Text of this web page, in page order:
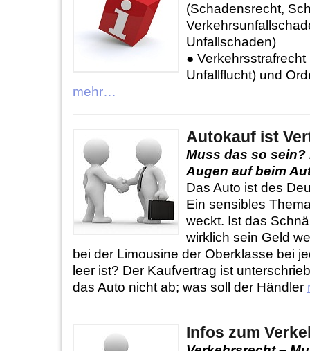
(Schadensrecht,
Unfallschaden)
●
Unfallflucht) und
mehr…
Autokauf ist
Muss das so
Augen auf beim
Das Auto ist des
Ein sensibles
weckt. Ist das
wirklich sein Geld
bei der Limousine der Oberklasse bei
leer ist? Der Kaufvertrag ist
das Auto nicht ab; was soll der Händler
Infos zum